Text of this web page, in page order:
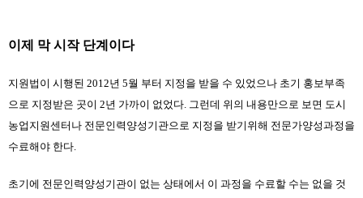
이제 막 시작 단계이다
지원법이 시행된 2012년 5월 부터 지정을 받을 수 있었으나 초기 홍보부족
으로 지정받은 곳이 2년 가까이 없었다. 그런데 위의 내용만으로 보면 도시
농업지원센터나 전문인력양성기관으로 지정을 받기위해 전문가양성과정을
수료해야 한다.
초기에 전문인력양성기관이 없는 상태에서 이 과정을 수료할 수는 없을 것